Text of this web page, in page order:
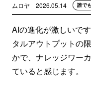
ムロヤ 2026.05.14 誰でも
AIの進化が激しいで
タルアウトプットの
かで、ナレッジワー
ていると感じます。